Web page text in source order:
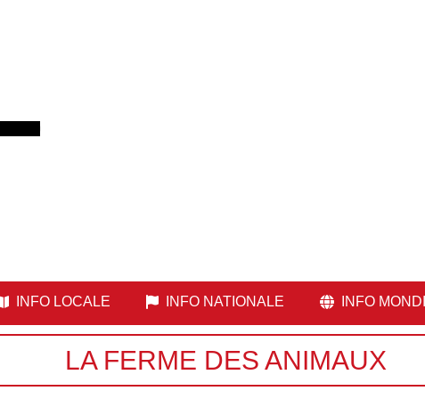
INFO LOCALE INFO NATIONALE INFO
LA FERME DES ANIMAUX